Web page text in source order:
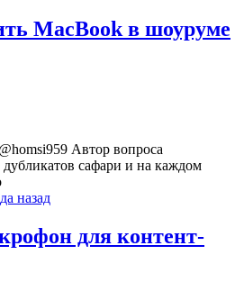
MacBook в шоуруме
@homsi959 Автор вопроса
сафари и на каждом
назад
для контент-